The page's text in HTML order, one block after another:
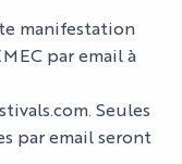
manifestation
par email à
. Seules
par email seront